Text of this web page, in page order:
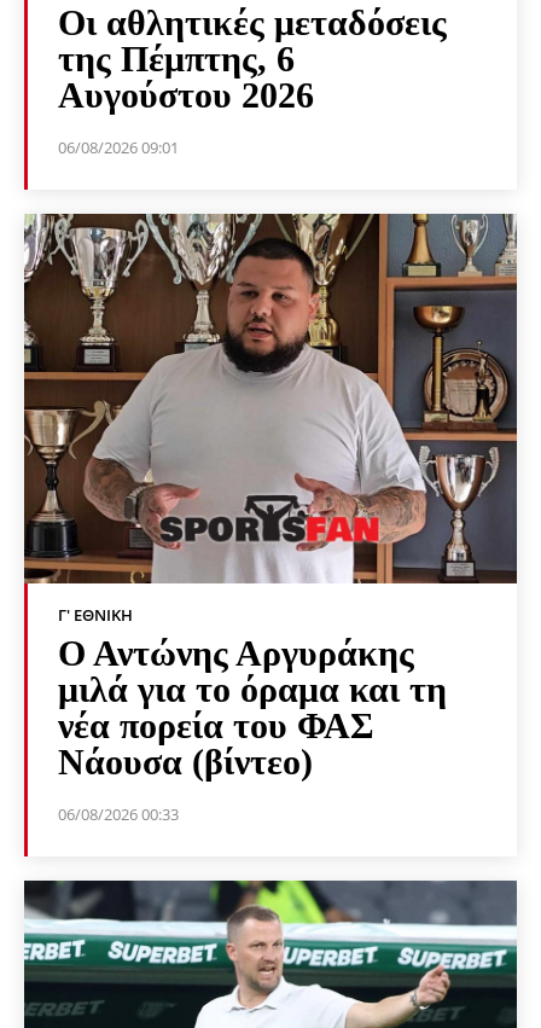
Οι αθλητικές μεταδόσεις
της Πέμπτης, 6
Αυγούστου 2026
06/08/2026 09:01
Γ' ΕΘΝΙΚΉ
Ο Αντώνης Αργυράκης
μιλά για το όραμα και τη
νέα πορεία του ΦΑΣ
Νάουσα (βίντεο)
06/08/2026 00:33